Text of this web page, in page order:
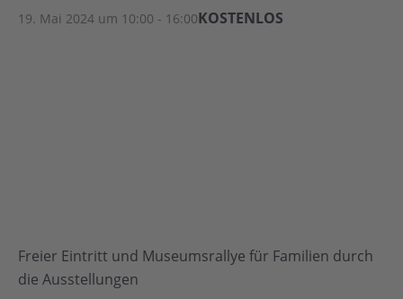
19. Mai 2024 um 10:00 - 16:00KOSTENLOS
Freier Eintritt und Museumsrallye für Familien durch
die Ausstellungen